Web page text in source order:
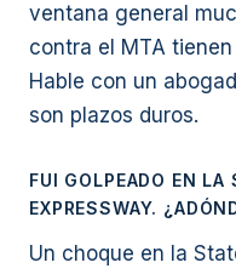
ventana general
contra el MTA
Hable con un
son plazos duros.
FUI GOLPEADO EN LA
EXPRESSWAY.
Un choque en la